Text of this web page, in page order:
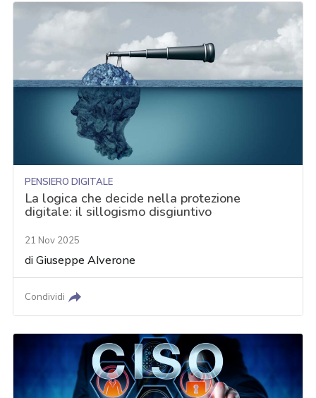
PENSIERO DIGITALE
La logica che decide nella protezione
digitale: il sillogismo disgiuntivo
21 Nov 2025
diGiuseppe Alverone
Condividi